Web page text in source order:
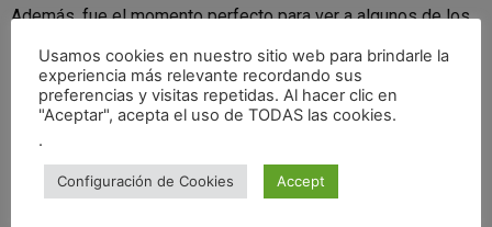
Además, fue el momento perfecto para ver a algunos de los
algunos monstruos comoDani Sordocon suBMW M3
Surhayén Pernía y muchos más, que ya estaban preparando
todo para la carrera.
Usamos cookies en nuestro sitio web para brindarle la
experiencia más relevante recordando sus
preferencias y visitas repetidas. Al hacer clic en
"Aceptar", acepta el uso de TODAS las cookies.
.
Configuración de Cookies Accept